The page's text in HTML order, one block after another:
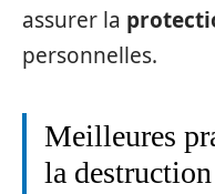
assurer la
personnelles.
Meilleures
la